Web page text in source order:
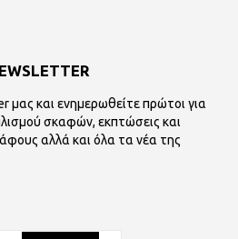
και ενημερωθείτε πρώτοι για
σκαφών, εκπτώσεις και
αλλά και όλα τα νέα της